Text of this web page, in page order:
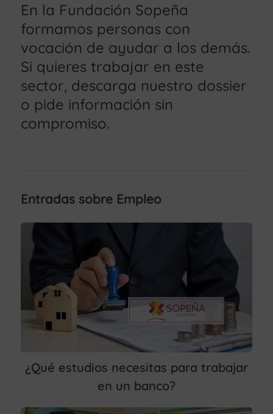
En la Fundación Sopeña
formamos personas con
vocación de ayudar a los demás.
Si quieres trabajar en este
sector, descarga nuestro dossier
o pide información sin
compromiso.
Entradas sobre Empleo
¿Qué estudios necesitas para trabajar
en un banco?